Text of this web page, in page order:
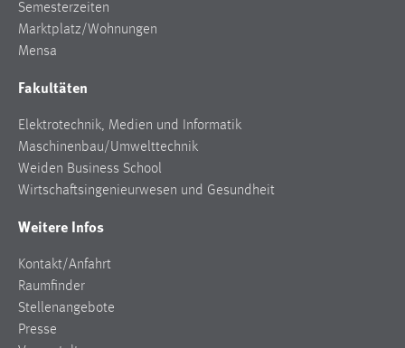
Semesterzeiten
Marktplatz/Wohnungen
Mensa
Fakultäten
Elektrotechnik, Medien und Informatik
Maschinenbau/Umwelttechnik
Weiden Business School
Wirtschaftsingenieurwesen und Gesundheit
Weitere Infos
Kontakt/Anfahrt
Raumfinder
Stellenangebote
Presse